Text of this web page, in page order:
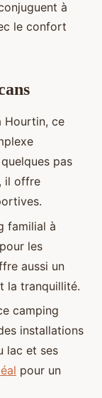
à
le confort
Hourtin, ce
pas
il offre
familial à
les
aussi un
la tranquillité.
camping
installations
lac et ses
pour un